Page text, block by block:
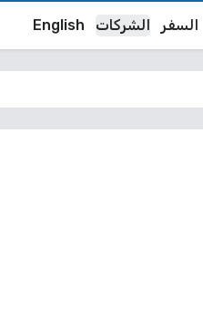
السفر الشركات English